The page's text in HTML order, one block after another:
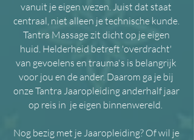
vanuit je eigen wezen. Juist dat staat
centraal, niet alleen je technische kunde.
Tantra Massage zit dicht op je eigen
huid. Helderheid betreft 'overdracht'
van gevoelens en trauma's is belangrijk
voor jou en de ander. Daarom ga je bij
onze Tantra Jaaropleiding anderhalf jaar
op reis in je eigen binnenwereld. ​
Nog bezig met je Jaaropleiding? Of wil je